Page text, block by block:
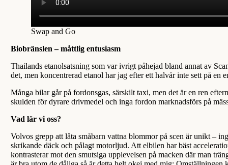
Swap and Go
Biobränslen – måttlig entusiasm
Thailands etanolsatsning som var ivrigt påhejad bland annat av
det, men koncentrerad etanol har jag efter ett halvår inte sett på
Många bilar går på fordonsgas, särskilt taxi, men det är en ren
skulden för dyrare drivmedel och inga fordon marknadsförs på
Vad lär vi oss?
Volvos grepp att låta småbarn vattna blommor på scen är unikt –
skrikande däck och pålagt motorljud. Att elbilen har bäst
kontrasterar mot den smutsiga upplevelsen på macken där man